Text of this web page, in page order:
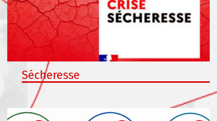
Sécheresse